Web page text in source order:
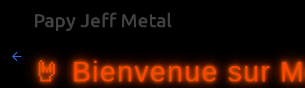
Papy Jeff Metal
🤘 Bienvenue sur